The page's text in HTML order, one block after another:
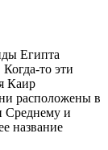
Египта
то эти
Каир
расположены в
Среднему и
название